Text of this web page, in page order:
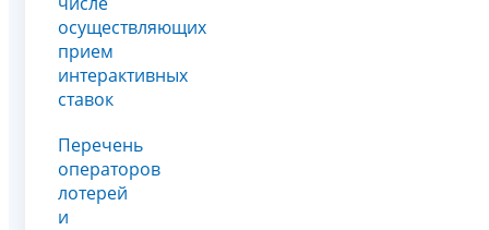
осуществляющих
прием
интерактивных
ставок
Перечень
операторов
лотерей
и